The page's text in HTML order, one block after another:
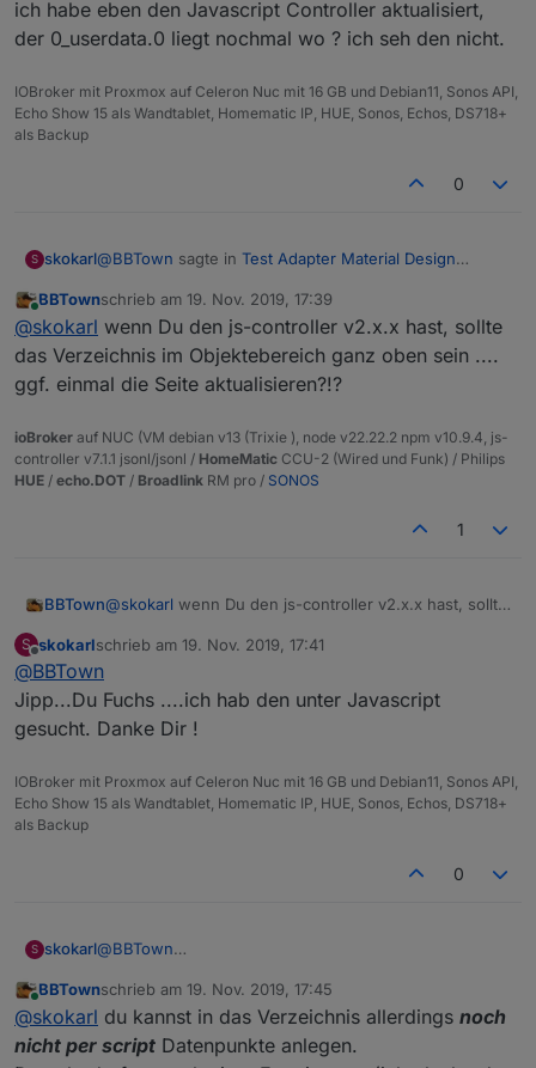
ich habe eben den Javascript Controller aktualisiert,
der 0_userdata.0 liegt nochmal wo ? ich seh den nicht.
IOBroker mit Proxmox auf Celeron Nuc mit 16 GB und Debian11, Sonos API,
Echo Show 15 als Wandtablet, Homematic IP, HUE, Sonos, Echos, DS718+
als Backup
0
S skokarl@BBTown sagte in Test Adapter Material Design
@ub-privat ich würde den Datenpunkt gleich im
dafür vorgesehenen Ordner 0_userdata.0 anlegen
Moin,
ich habe eben den Javascript Controller aktualisiert,
Online
BBTownschrieb am 19. Nov. 2019, 17:39
zuletzt editiert von
@skokarl wenn Du den js-controller v2.x.x hast, sollte
das Verzeichnis im Objektebereich ganz oben sein ....
ggf. einmal die Seite aktualisieren?!?
ioBroker auf NUC (VM debian v13 (Trixie ), node v22.22.2 npm v10.9.4, js-
controller v7.1.1 jsonl/jsonl / HomeMatic CCU-2 (Wired und Funk) / Philips
HUE / echo.DOT / Broadlink RM pro / SONOS
1
BBTown@skokarl wenn Du den js-controller v2.x.x hast, sollte
ggf. einmal die Seite aktualisieren?!?
S
Offline
skokarlschrieb am 19. Nov. 2019, 17:41
zuletzt editiert von
@BBTown
Jipp...Du Fuchs ....ich hab den unter Javascript
gesucht. Danke Dir !
IOBroker mit Proxmox auf Celeron Nuc mit 16 GB und Debian11, Sonos API,
Echo Show 15 als Wandtablet, Homematic IP, HUE, Sonos, Echos, DS718+
als Backup
0
S skokarl@BBTown
gesucht. Danke Dir !
Online
BBTownschrieb am 19. Nov. 2019, 17:45
zuletzt editiert von
@skokarl du kannst in das Verzeichnis allerdings noch
nicht per script Datenpunkte anlegen.